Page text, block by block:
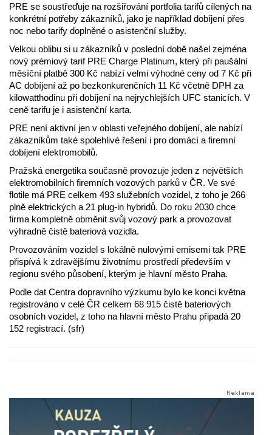
PRE se soustřeďuje na rozšiřování portfolia tarifů cílených na
konkrétní potřeby zákazníků, jako je například dobíjení přes
noc nebo tarify doplněné o asistenční služby.
Velkou oblibu si u zákazníků v poslední době našel zejména
nový prémiový tarif PRE Charge Platinum, který při paušální
měsíční platbě 300 Kč nabízí velmi výhodné ceny od 7 Kč při
AC dobíjení až po bezkonkurenčních 11 Kč včetně DPH za
kilowatthodinu při dobíjení na nejrychlejších UFC stanicích. V
ceně tarifu je i asistenční karta.
PRE není aktivní jen v oblasti veřejného dobíjení, ale nabízí
zákazníkům také spolehlivé řešení i pro domácí a firemní
dobíjení elektromobilů.
Pražská energetika současně provozuje jeden z největších
elektromobilních firemních vozových parků v ČR. Ve své
flotile má PRE celkem 493 služebních vozidel, z toho je 266
plně elektrických a 21 plug-in hybridů. Do roku 2030 chce
firma kompletně obměnit svůj vozový park a provozovat
výhradně čistě bateriová vozidla.
Provozováním vozidel s lokálně nulovými emisemi tak PRE
přispívá k zdravějšímu životnímu prostředí především v
regionu svého působení, kterým je hlavní město Praha.
Podle dat Centra dopravního výzkumu bylo ke konci května
registrováno v celé ČR celkem 68 915 čistě bateriových
osobních vozidel, z toho na hlavní město Prahu připadá 20
152 registrací. (sfr)